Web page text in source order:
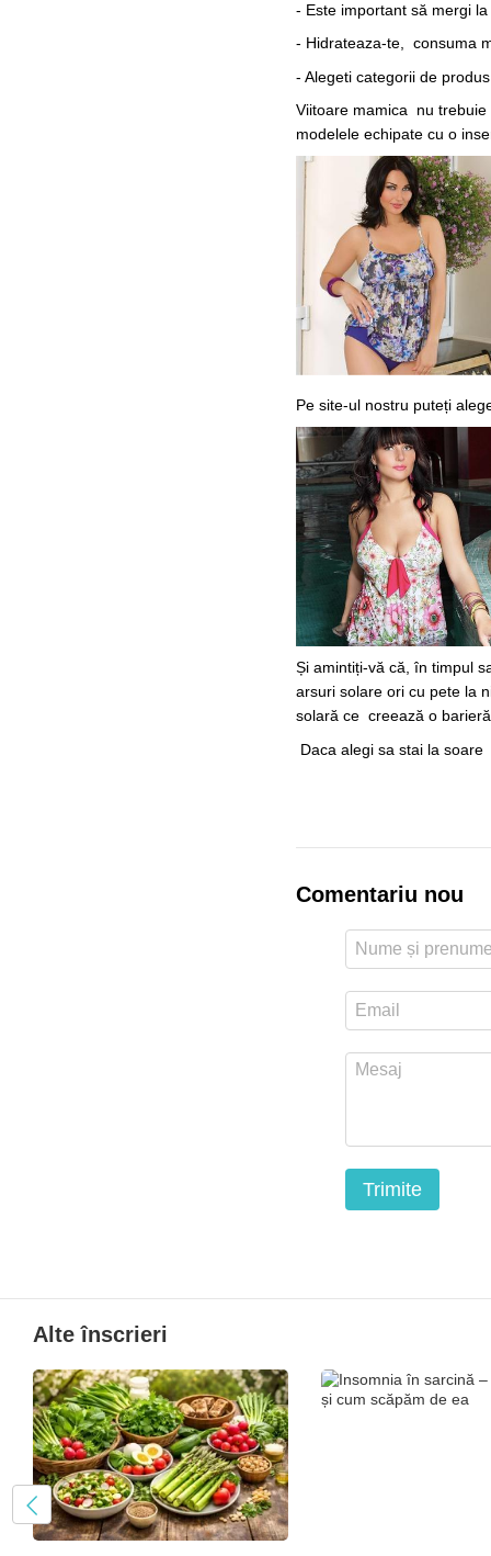
- Este important să mergi
- Hidrateaza-te, consuma
- Alegeti categorii de
Viitoare mamica nu
modelele echipate cu o
Pe site-ul nostru puteți
Și amintiți-vă că, în timpul
arsuri solare ori cu pete la
solară ce creează o
Daca alegi sa stai la
Comentariu nou
Trimite
Alte înscrieri